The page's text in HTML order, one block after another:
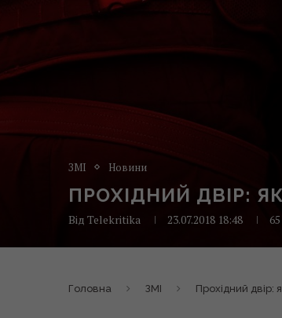
ЗМІ Новини
ПРОХІДНИЙ ДВІР:
Від Telekritika 23.07.2018 18:48
Головна ЗМІ Прохідний двір: